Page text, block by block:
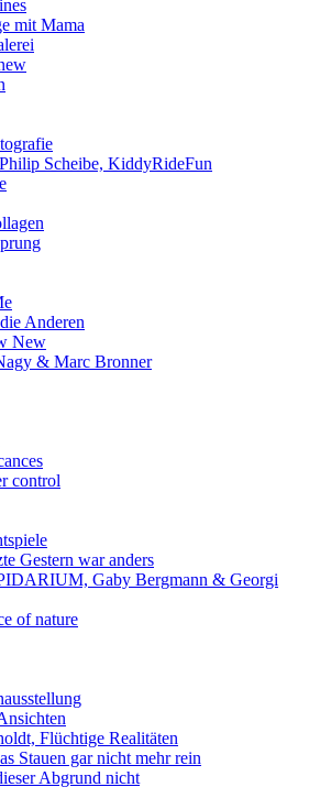
mit Mama
Scheibe, KiddyRideFun
Anderen
New
& Marc Bronner
control
Gestern war anders
Gaby Bergmann & Georgi
of nature
Flüchtige Realitäten
Stauen gar nicht mehr rein
Abgrund nicht